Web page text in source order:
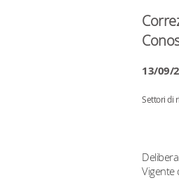
13/09/
Settori di
Vigente